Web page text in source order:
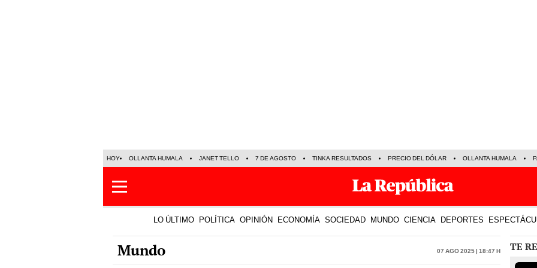
HOY OLLANTA HUMALA JANET TELLO 7 DE AGOSTO TINKA RESULTADOS PRECIO DEL DÓLAR OLLANTA HUMALA
LO ÚLTIMO POLÍTICA OPINIÓN ECONOMÍA SOCIEDAD MUNDO CIENCIA DEPORTES
Mundo 07 Ago 2025 | 18:47 h TE